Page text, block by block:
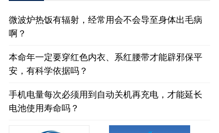
微波炉热饭有辐射，经常用会不会导至身体出毛病
啊？
本命年一定要穿红色内衣、系红腰带才能辟邪保平
安，有科学依据吗？
手机电量每次必须用到自动关机再充电，才能延长
电池使用寿命吗？